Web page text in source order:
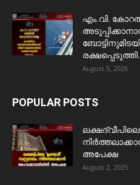
​എം.വി.
August 5, 2026
POPULAR POSTS
അപേക്ഷ
August 2, 2025